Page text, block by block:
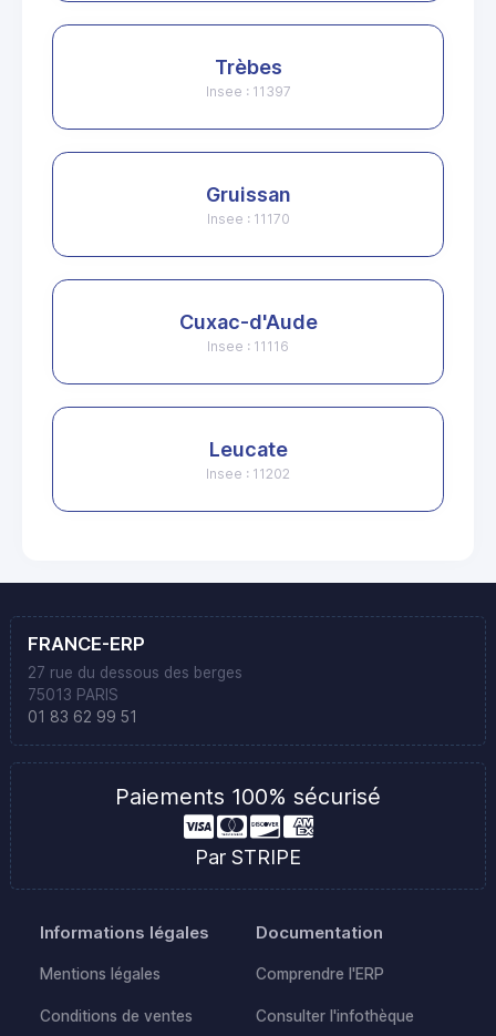
Trèbes
Insee : 11397
Gruissan
Insee : 11170
Cuxac-d'Aude
Insee : 11116
Leucate
Insee : 11202
FRANCE-ERP
27 rue du dessous des berges
75013 PARIS
01 83 62 99 51
Paiements 100% sécurisé
Par STRIPE
Informations légales
Mentions légales
Conditions de ventes
Documentation
Comprendre l'ERP
Consulter l'infothèque